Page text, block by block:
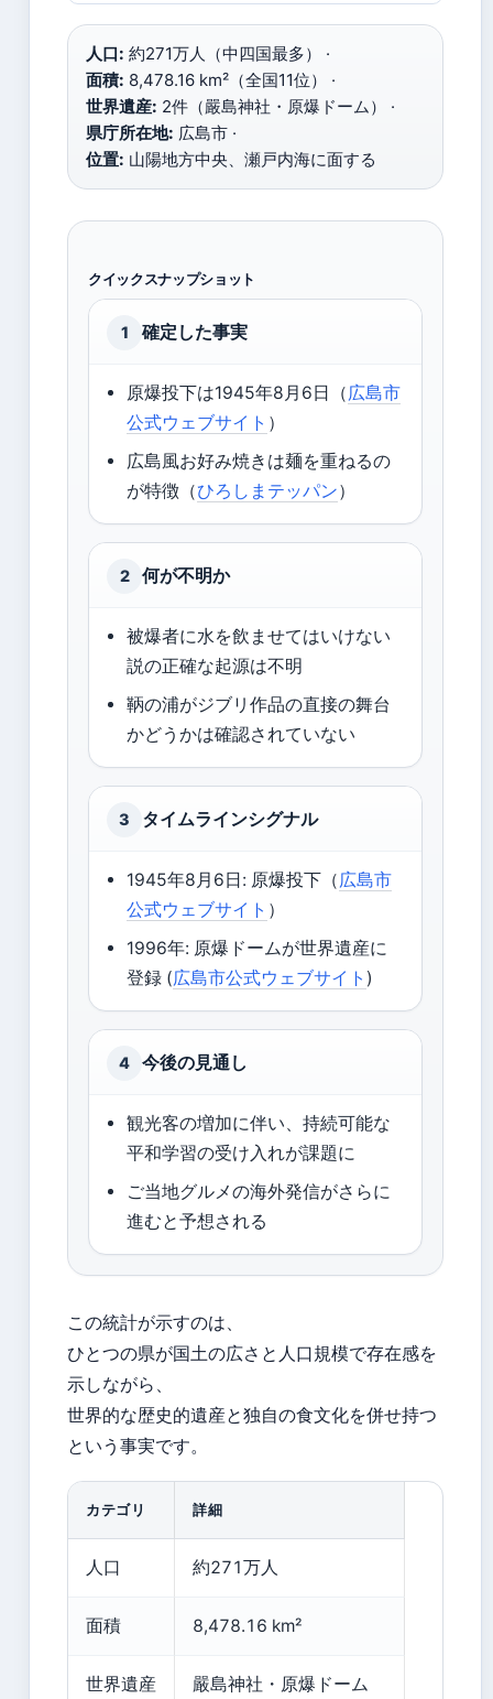
人口: 約271万人（中四国最多） ·
面積: 8,478.16 km²（全国11位） ·
世界遺産: 2件（嚴島神社・原爆ドーム） ·
県庁所在地: 広島市 ·
位置: 山陽地方中央、瀬戸内海に面する
クイックスナップショット
1 確定した事実
原爆投下は1945年8月6日（広島市
公式ウェブサイト ）
広島風お好み焼きは麺を重ねるの
が特徴（ひろしまテッパン）
2 何が不明か
被爆者に水を飲ませてはいけない
説の正確な起源は不明
鞆の浦がジブリ作品の直接の舞台
かどうかは確認されていない
3 タイムラインシグナル
1945年8月6日: 原爆投下（広島市
公式ウェブサイト ）
1996年: 原爆ドームが世界遺産に
登録 (広島市公式ウェブサイト )
4 今後の見通し
観光客の増加に伴い、持続可能な
平和学習の受け入れが課題に
ご当地グルメの海外発信がさらに
進むと予想される
この統計が示すのは、
ひとつの県が国土の広さと人口規模で存在感を
示しながら、
世界的な歴史的遺産と独自の食文化を併せ持つ
という事実です。
カテゴリ 詳細
人口 約271万人
面積 8,478.16 km²
世界遺産 嚴島神社・原爆ドーム